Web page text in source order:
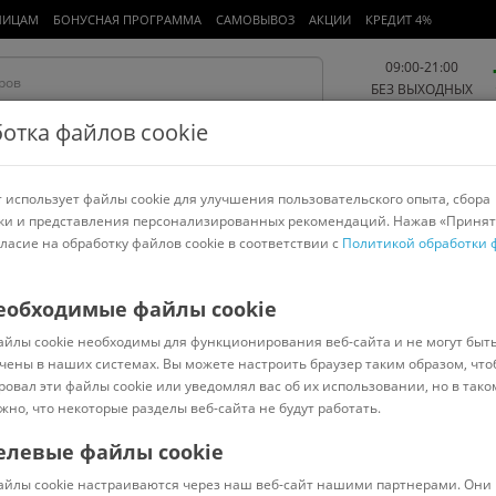
БОНУСНАЯ ПРОГРАММА САМОВЫВОЗ АКЦИИ КРЕДИТ 4%
09:00-21:00
БЕЗ ВЫХОДНЫХ
Работа и офис Авто и мото Детям и мамам Красота и
спорт
LINEA
контейнером 750 мл 34-758076 (желтый)
Код: 1038948
файлов cookie
файлы cookie для улучшения пользовательского опыта, сбора
и представления персонализированных рекомендаций. Нажав
на обработку файлов cookie в соответствии с Политикой обработки
файлы cookie
cookie необходимы для функционирования веб-сайта и не могут
в наших системах. Вы можете настроить браузер таким образом,
эти файлы cookie или уведомлял вас об их использовании, но в
что некоторые разделы веб-сайта не будут работать.
файлы cookie
cookie настраиваются через наш веб-сайт нашими партнерами. Они